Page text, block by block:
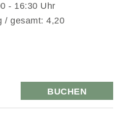
- 16:30 Uhr
/ gesamt: 4,20
BUCHEN